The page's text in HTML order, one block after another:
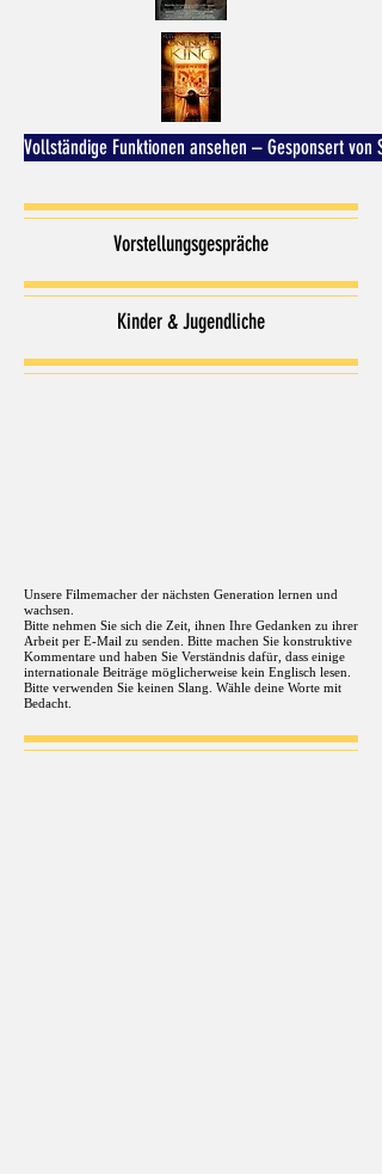
Vollständige Funktionen ansehen – Gesponsert von
Vorstellungsgespräche
Kinder & Jugendliche
Unsere Filmemacher der nächsten Generation lernen und
wachsen.
Bitte nehmen Sie sich die Zeit, ihnen Ihre Gedanken zu ihrer
Arbeit per E-Mail zu senden. Bitte machen Sie konstruktive
Kommentare und haben Sie Verständnis dafür, dass einige
internationale Beiträge möglicherweise kein Englisch lesen.
Bitte verwenden Sie keinen Slang. Wähle deine Worte mit
Bedacht.